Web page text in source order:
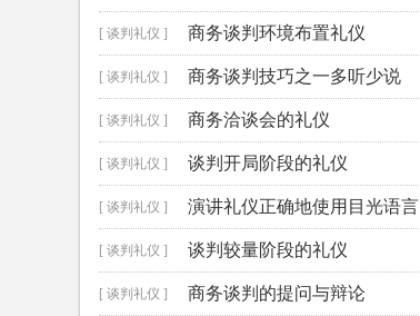
[ 谈判礼仪 ] 商务谈判环境布置礼仪
[ 谈判礼仪 ] 商务谈判技巧之一多听少说
[ 谈判礼仪 ] 商务洽谈会的礼仪
[ 谈判礼仪 ] 谈判开局阶段的礼仪
[ 谈判礼仪 ] 演讲礼仪正确地使用目光语言
[ 谈判礼仪 ] 谈判较量阶段的礼仪
[ 谈判礼仪 ] 商务谈判的提问与辩论